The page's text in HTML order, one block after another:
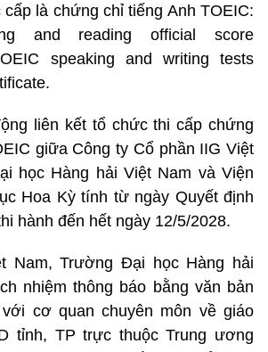
là chứng chỉ tiếng Anh TOEIC:
and reading official score
speaking and writing tests
liên kết tổ chức thi cấp chứng
giữa Công ty Cổ phần IIG Việt
học Hàng hải Việt Nam và Viện
Hoa Kỳ tính từ ngày Quyết định
hành đến hết ngày 12/5/2028.
Nam, Trường Đại học Hàng hải
nhiệm thông báo bằng văn bản
cơ quan chuyên môn về giáo
tỉnh, TP trực thuộc Trung ương